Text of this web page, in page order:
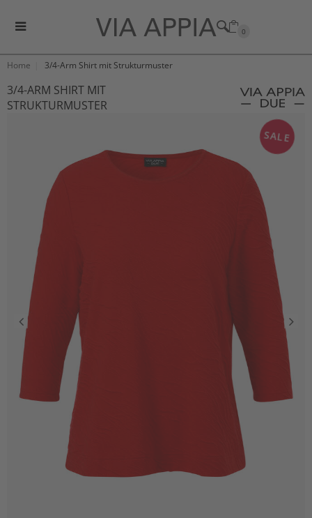
0
Home 3/4-Arm Shirt mit Strukturmuster
3/4-ARM SHIRT MIT
STRUKTURMUSTER
SALE